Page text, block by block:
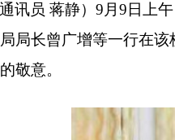
讯员 蒋静） 9 月 9 日上
局长曾广增等一行在
敬意。